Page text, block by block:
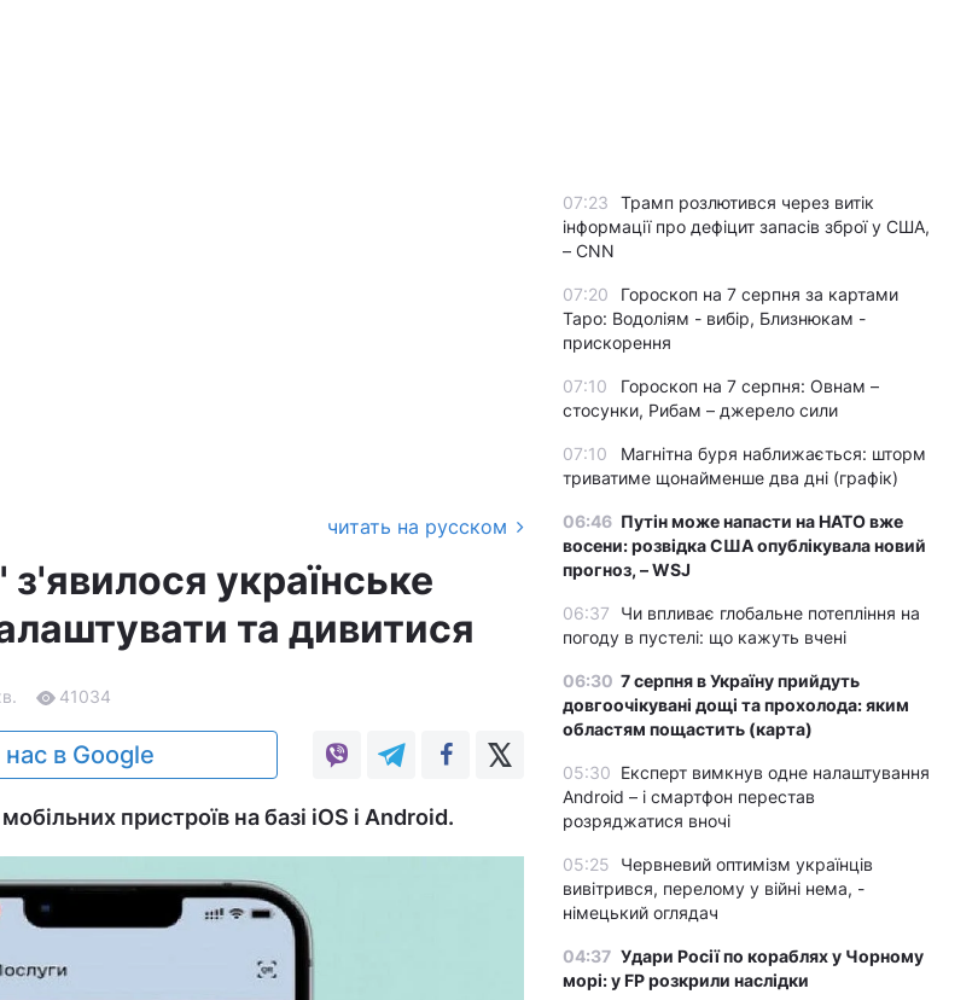
читать на русском
українське
та дивитися
41034
в Google
пристроїв на базі iOS і Android.
07:23
Трамп розлютився через витік
інформації про дефіцит запасів зброї у США,
– CNN
07:20
Гороскоп на 7 серпня за картами
Таро: Водоліям - вибір, Близнюкам -
прискорення
07:10
Гороскоп на 7 серпня: Овнам –
стосунки, Рибам – джерело сили
07:10
Магнітна буря наближається: шторм
триватиме щонайменше два дні (графік)
06:46 Путін може напасти на НАТО вже
восени: розвідка США опублікувала новий
прогноз, – WSJ
06:37
Чи впливає глобальне потепління на
погоду в пустелі: що кажуть вчені
06:30 7 серпня в Україну прийдуть
довгоочікувані дощі та прохолода: яким
областям пощастить (карта)
05:30 Експерт вимкнув одне налаштування
Android – і смартфон перестав
розряджатися вночі
05:25
Червневий оптимізм українців
вивітрився, перелому у війні нема, -
німецький оглядач
04:37 Удари Росії по кораблях у Чорному
морі: у FP розкрили наслідки